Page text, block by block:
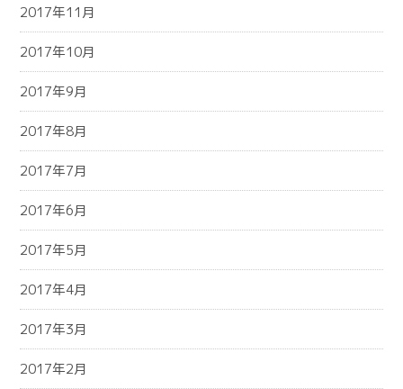
2017年11月
2017年10月
2017年9月
2017年8月
2017年7月
2017年6月
2017年5月
2017年4月
2017年3月
2017年2月